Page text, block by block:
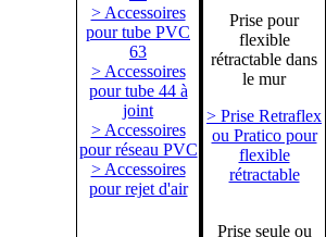
> Accessoires
pour tube PVC
63
> Accessoires
pour tube 44 à
joint
> Accessoires
pour réseau PVC
> Accessoires
pour rejet d'air
Prise pour
flexible
rétractable dans
le mur
> Prise Retraflex
ou Pratico pour
flexible
rétractable
Prise seule ou